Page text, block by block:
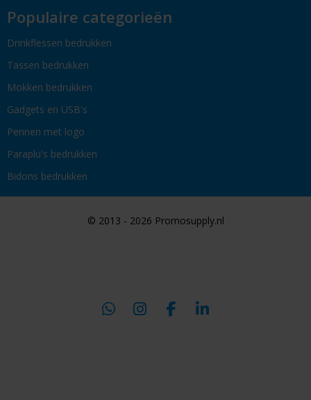
Populaire categorieën
Drinkflessen bedrukken
Tassen bedrukken
Mokken bedrukken
Gadgets en USB's
Pennen met logo
Paraplu's bedrukken
Bidons bedrukken
© 2013 - 2026 Promosupply.nl